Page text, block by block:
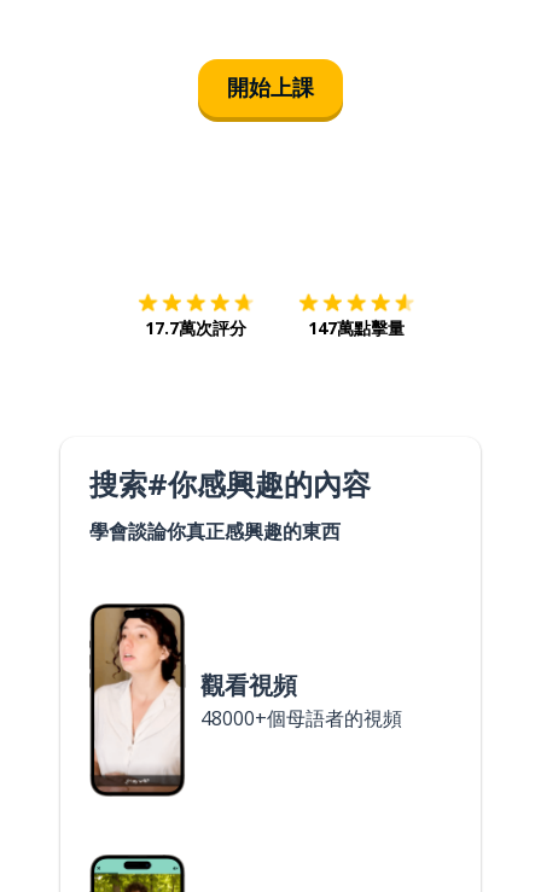
開始上課
17.7萬次評分 147萬點擊量
搜索#你感興趣的內容
學會談論你真正感興趣的東西
觀看視頻
48000+個母語者的視頻